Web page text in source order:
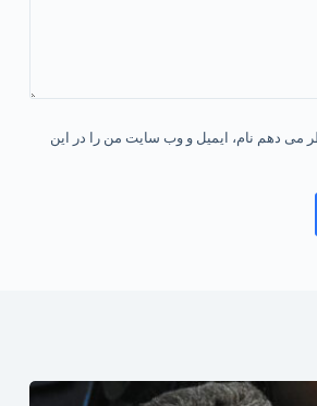
می دهم نام، ایمیل و وب سایت من را در این